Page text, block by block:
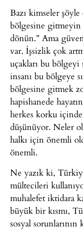
Bazı kimseler
bölgesine gitmeyin
dönün.” Ama
var. İşsizlik çok
uçakları bu
insanı bu bölgeye
bölgesine gitmek
hapishanede
herkes korku
düşünüyor. Neler
halkı için önemli
önemli.
Ne yazık ki,
mültecileri
muhalefet iktidara
büyük bir kısmı,
sosyal